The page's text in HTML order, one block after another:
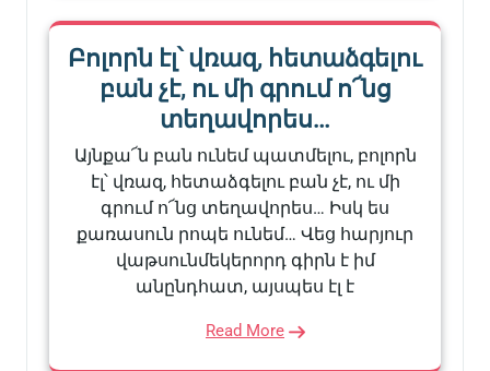
Բոլորն էլ՝ վռազ, հետաձգելու
բան չէ, ու մի գրում ո՜նց
տեղավորես…
Այնքա՜ն բան ունեմ պատմելու, բոլորն
էլ՝ վռազ, հետաձգելու բան չէ, ու մի
գրում ո՜նց տեղավորես… Իսկ ես
քառասուն րոպե ունեմ… Վեց հարյուր
վաթսունմեկերորդ գիրն է իմ
անընդհատ, այսպես էլ է
Read More